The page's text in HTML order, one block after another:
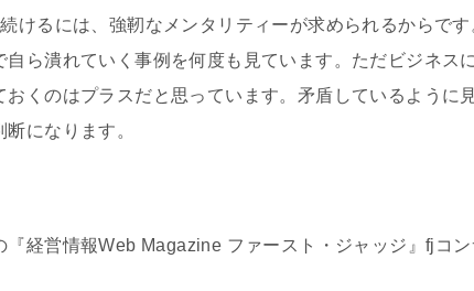
けるには、強靭なメンタリティーが求められるからです
ら潰れていく事例を何度も見ています。ただビジネス
くのはプラスだと思っています。矛盾しているように
になります。
経営情報Web Magazine ファースト・ジャッジ』fjコン